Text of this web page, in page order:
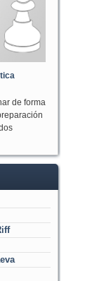
de forma